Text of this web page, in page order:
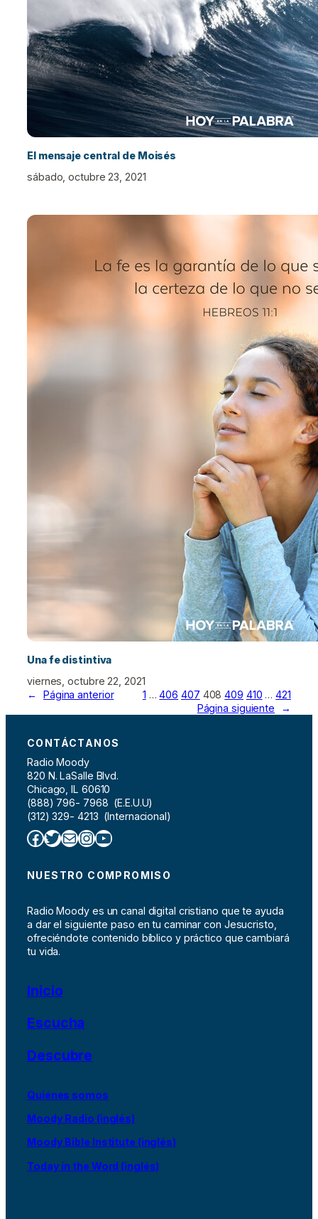
El mensaje central de Moisés
sábado, octubre 23, 2021
Una fe distintiva
viernes, octubre 22, 2021
←
Página anterior 1 … 406 407 408 409 410 … 421
Página siguiente
→
CONTÁCTANOS
Radio Moody
820 N. LaSalle Blvd.
Chicago, IL 60610
(888) 796- 7968 (E.E.U.U)
(312) 329- 4213 (Internacional)
Facebook Twitter Correo electrónico InstagramYouTube
NUESTRO COMPROMISO
Radio Moody es un canal digital cristiano que te ayuda
a dar el siguiente paso en tu caminar con Jesucristo,
ofreciéndote contenido bíblico y práctico que cambiará
tu vida.
Inicio
Escucha
Descubre
Quiénes somos
Moody Radio (inglés)
Moody Bible Institute (inglés)
Today in the Word (inglés)